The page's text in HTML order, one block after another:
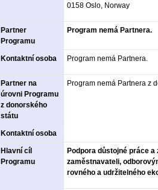
0158 Oslo, Norway
Partner
Programu
Program nemá Partnera.
Kontaktní osoba Program nemá Partnera.
Partner na
úrovni Programu
z donorského
státu
Program nemá Partnera z
Kontaktní osoba
Hlavní cíl
Programu
Podpora důstojné práce
zaměstnavateli,
rovného a udržitelného